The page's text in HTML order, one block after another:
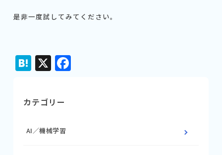
是非一度試してみてください。
Hatena
X Facebook
カテゴリー
AI／機械学習